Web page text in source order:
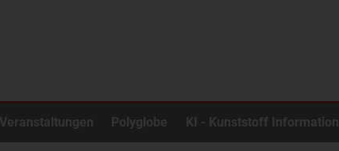
Veranstaltungen Polyglobe KI - Kunststoff Information